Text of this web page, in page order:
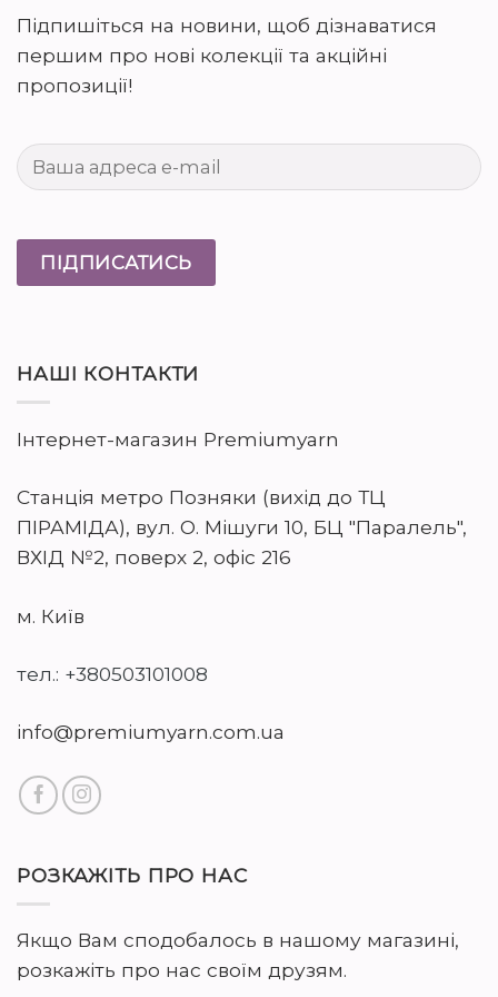
Підпишіться на новини, щоб дізнаватися
першим про нові колекції та акційні
пропозиції!
НАШІ КОНТАКТИ
Інтернет-магазин Premiumyarn
Станція метро Позняки (вихід до ТЦ
ПІРАМІДА), вул. О. Мішуги 10, БЦ "Паралель",
ВХІД №2, поверх 2, офіс 216
м. Київ
тел.: +380503101008
info@premiumyarn.com.ua
РОЗКАЖІТЬ ПРО НАС
Якщо Вам сподобалось в нашому магазині,
розкажіть про нас своїм друзям.